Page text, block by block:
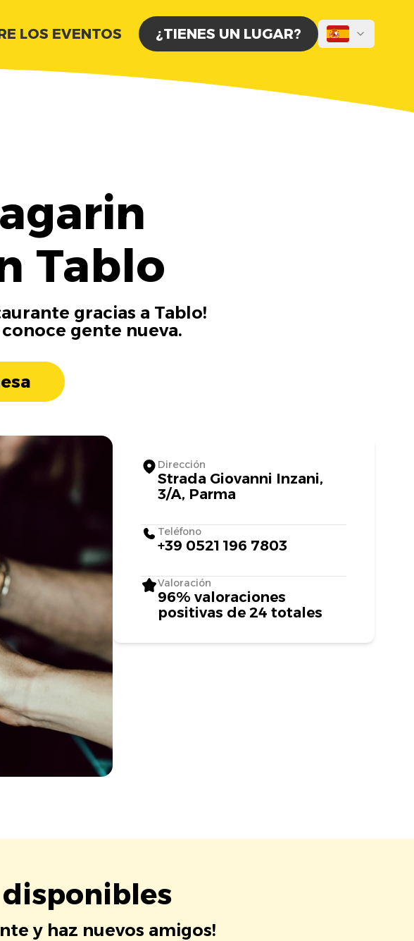
LOS EVENTOS ¿TIENES UN LUGAR?
Tablo
gracias a Tablo!
gente nueva.
Dirección
Strada Giovanni Inzani,
3/A, Parma
Teléfono
+39 0521 196 7803
Valoración
96% valoraciones
positivas de 24 totales
y haz nuevos amigos!